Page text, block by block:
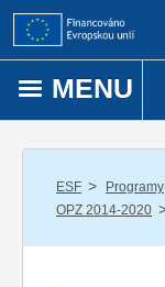
Přejít k obsahu
MENU
ESF / Programy
OPZ 2014-2020 /